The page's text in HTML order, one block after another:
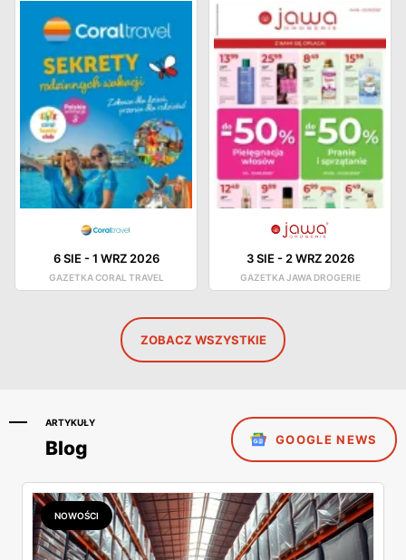
6 SIE -1 WRZ 2026
GAZETKA CORAL TRAVEL
3 SIE - 2 WRZ 2026
GAZETKA JAWA DROGERIE
ZOBACZ WSZYSTKIE
ARTYKUŁY
Blog GOOGLE NEWS
NOWOŚCI